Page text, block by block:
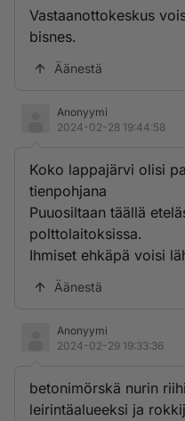
Vastaanottokeskus
bisnes.
Äänestä
Anonyymi
2024-02-28 19:44:58
Koko lappajärvi olisi
tienpohjana
Puuosiltaan täällä
polttolaitoksissa.
Ihmiset ehkäpä voisi
Äänestä
Anonyymi
2024-02-29 19:33:36
betonimörskä nurin
leirintäalueeksi ja